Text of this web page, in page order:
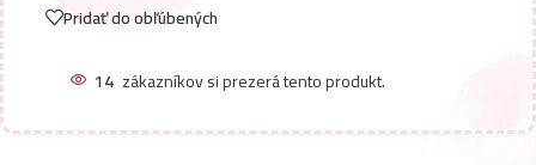
Pridať do obľúbených
14 zákazníkov si prezerá tento produkt.